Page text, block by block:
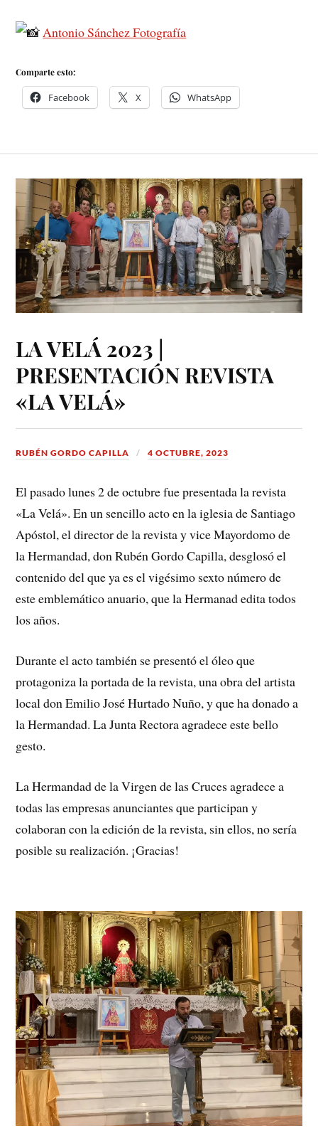
Antonio Sánchez Fotografía
Comparte esto:
Facebook X WhatsApp
LA VELÁ 2023 |
PRESENTACIÓN REVISTA
«LA VELÁ»
RUBÉN GORDO CAPILLA 4 OCTUBRE, 2023
El pasado lunes 2 de octubre fue presentada la revista
«La Velá». En un sencillo acto en la iglesia de Santiago
Apóstol, el director de la revista y vice Mayordomo de
la Hermandad, don Rubén Gordo Capilla, desglosó el
contenido del que ya es el vigésimo sexto número de
este emblemático anuario, que la Hermanad edita todos
los años.
Durante el acto también se presentó el óleo que
protagoniza la portada de la revista, una obra del artista
local don Emilio José Hurtado Nuño, y que ha donado a
la Hermandad. La Junta Rectora agradece este bello
gesto.
La Hermandad de la Virgen de las Cruces agradece a
todas las empresas anunciantes que participan y
colaboran con la edición de la revista, sin ellos, no sería
posible su realización. ¡Gracias!